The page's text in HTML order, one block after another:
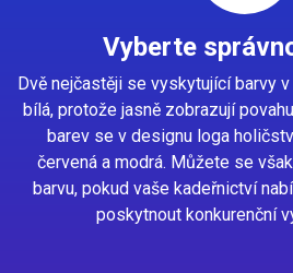
Vyberte
Dvě nejčastěji se vyskytující barvy
bílá, protože jasně zobrazují
barev se v designu loga
červená a modrá. Můžete se
barvu, pokud vaše kadeřnictví
poskytnout konkurenční